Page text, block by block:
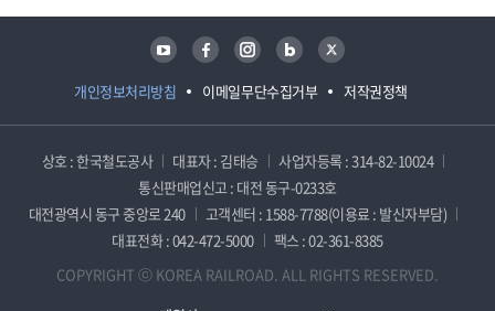
개인정보처리방침 이메일무단수집거부 저작권정책
유튜브 페이스북 인스타그램 블로그 트위터
상호 : 한국철도공사 대표자 : 김태승
사업자등록 : 314-82-10024
통신판매업신고 : 대전 동구-0233호
대전광역시 동구 중앙로 240
고객센터 : 1588-7788(이용료 : 발신자부담)
대표전화 : 042-472-5000
팩스 : 02-361-8385
COPYRIGHT ⓒ KOREA RAILROAD. ALL RIGHTS RESERVED.